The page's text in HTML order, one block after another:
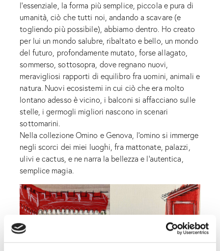
l’essenziale, la forma più semplice, piccola e pura di
umanità, ciò che tutti noi, andando a scavare (e
togliendo più possibile), abbiamo dentro. Ho creato
per lui un mondo salubre, ribaltato e bello, un mondo
del futuro, profondamente mutato, forse allagato,
sommerso, sottosopra, dove regnano nuovi,
meravigliosi rapporti di equilibro fra uomini, animali e
natura. Nuovi ecosistemi in cui ciò che era molto
lontano adesso è vicino, i balconi si affacciano sulle
stelle, i germogli migliori nascono in scenari
sottomarini.
Nella collezione Omino e Genova, l’omino si immerge
negli scorci dei miei luoghi, fra mattonate, palazzi,
ulivi e cactus, e ne narra la bellezza e l’autentica,
semplice magia.